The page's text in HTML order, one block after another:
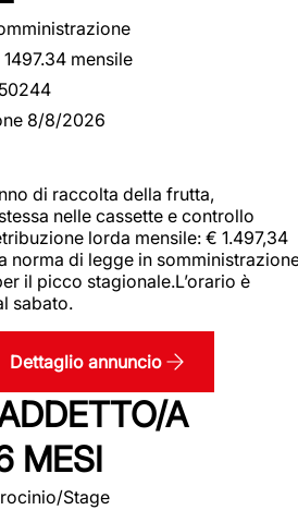
1497.34 mensile
8/8/2026
di raccolta della frutta,
nelle cassette e controllo
lorda mensile: € 1.497,34
norma di legge in
il picco stagionale.L’orario è
sabato.
Dettaglio annuncio
A
MESI
Stage